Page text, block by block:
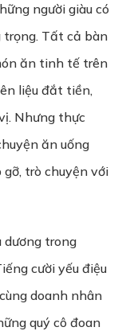
người giàu có
Tất cả bàn
ăn tinh tế trên
liệu đắt tiền,
Nhưng thực
ăn uống
gỡ, trò chuyện với
dương trong
cười yếu điệu
doanh nhân
quý cô đoan